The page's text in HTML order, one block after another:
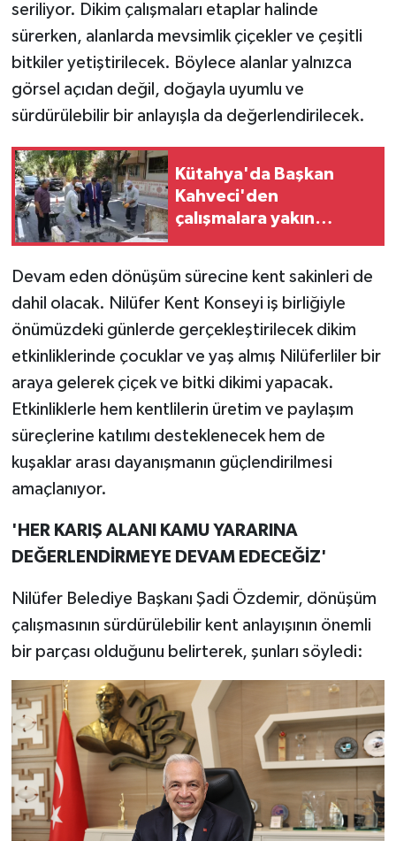
seriliyor. Dikim çalışmaları etaplar halinde
sürerken, alanlarda mevsimlik çiçekler ve çeşitli
bitkiler yetiştirilecek. Böylece alanlar yalnızca
görsel açıdan değil, doğayla uyumlu ve
sürdürülebilir bir anlayışla da değerlendirilecek.
Kütahya'da Başkan
Kahveci'den
çalışmalara yakın
Devam eden dönüşüm sürecine kent sakinleri de
dahil olacak. Nilüfer Kent Konseyi iş birliğiyle
önümüzdeki günlerde gerçekleştirilecek dikim
etkinliklerinde çocuklar ve yaş almış Nilüferliler bir
araya gelerek çiçek ve bitki dikimi yapacak.
Etkinliklerle hem kentlilerin üretim ve paylaşım
süreçlerine katılımı desteklenecek hem de
kuşaklar arası dayanışmanın güçlendirilmesi
amaçlanıyor.
'HER KARIŞ ALANI KAMU YARARINA
DEĞERLENDİRMEYE DEVAM EDECEĞİZ'
Nilüfer Belediye Başkanı Şadi Özdemir, dönüşüm
çalışmasının sürdürülebilir kent anlayışının önemli
bir parçası olduğunu belirterek, şunları söyledi: